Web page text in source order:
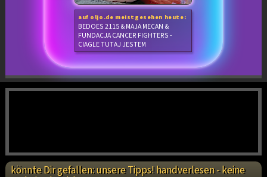
auf oljo.de meistgesehen heute:
BEDOES 2115 & MAJA MECAN &
FUNDACJA CANCER FIGHTERS -
CIAGLE TUTAJ JESTEM
könnte Dir gefallen: unsere Tipps! handverlesen - keine